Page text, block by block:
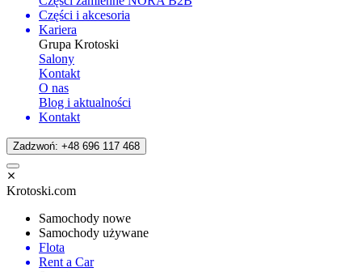
Części i akcesoria
Kariera
Grupa Krotoski
Salony
Kontakt
O nas
Blog i aktualności
Kontakt
Zadzwoń: +48 696 117 468
Krotoski.com
Samochody nowe
Samochody używane
Flota
Rent a Car